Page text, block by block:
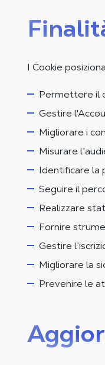
I Cookie
Permettere il
Gestire
Migliorare i
Misurare
Identificare la
Seguire il
Realizzare
Fornire
Gestire
Migliorare la
Prevenire le